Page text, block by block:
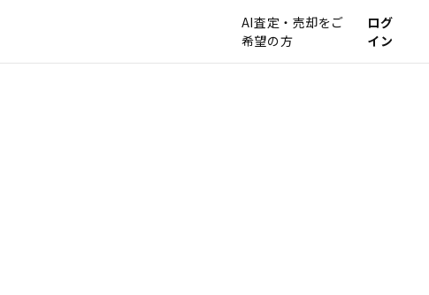
AI査定・売却をご
希望の方
ログ
イン